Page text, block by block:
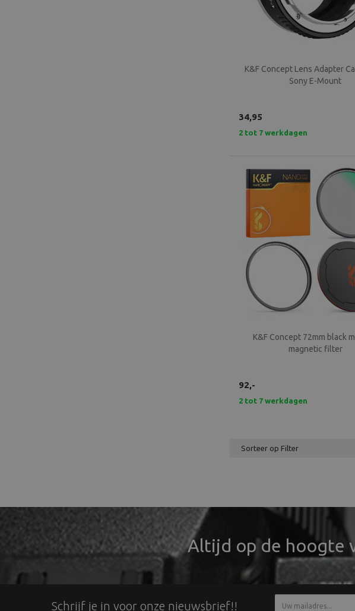
K&F Concept Lens Adapter
Sony E-Mount
34,95
2 tot 7 werkdagen
K&F Concept 72mm black
magnetic filter
92,-
2 tot 7 werkdagen
Altijd op de hoogte
Schrijf je in voor onze nieuwsbrief!!